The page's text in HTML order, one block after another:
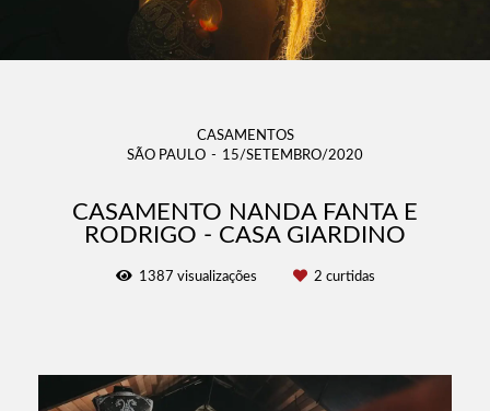
CASAMENTOS
SÃO PAULO
15/SETEMBRO/2020
CASAMENTO NANDA FANTA E
RODRIGO - CASA GIARDINO
1387 visualizações 2 curtidas